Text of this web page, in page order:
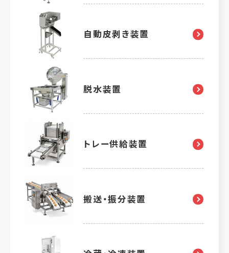
自動皮剥き装置
脱水装置
トレー供給装置
搬送・振分装置